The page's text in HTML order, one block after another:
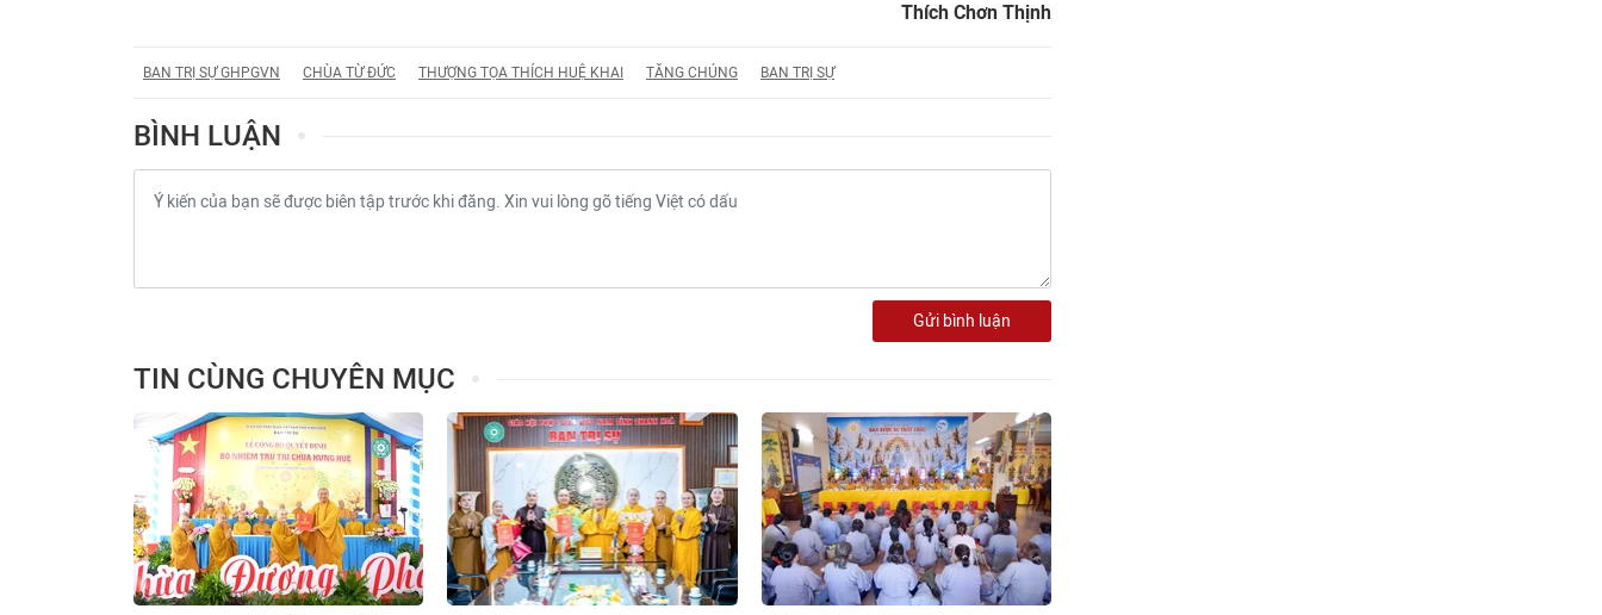
Thích Chơn Thịnh
BAN TRỊ SỰ GHPGVN CHÙA TỪ ĐỨC THƯỢNG TỌA THÍCH HUỆ KHAI TĂNG CHÚNG BAN TRỊ SỰ
BÌNH LUẬN
Gửi bình luận
TIN CÙNG CHUYÊN MỤC